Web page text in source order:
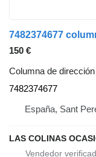
150 €
Columna de dirección
7482374677
España, Sant
LAS COLINAS